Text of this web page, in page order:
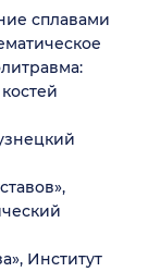
сплавами
Институт